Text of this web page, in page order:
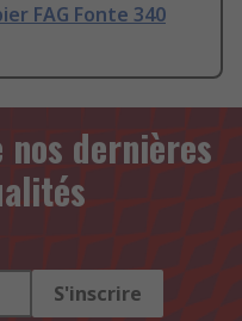
FAG Fonte 340
nos dernières
S'inscrire